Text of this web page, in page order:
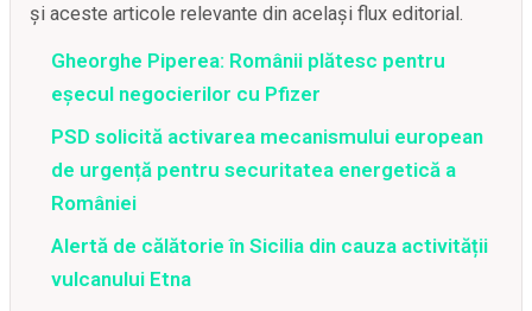
și aceste articole relevante din același flux editorial.
Gheorghe Piperea: Românii plătesc pentru
eșecul negocierilor cu Pfizer
PSD solicită activarea mecanismului european
de urgență pentru securitatea energetică a
României
Alertă de călătorie în Sicilia din cauza activității
vulcanului Etna